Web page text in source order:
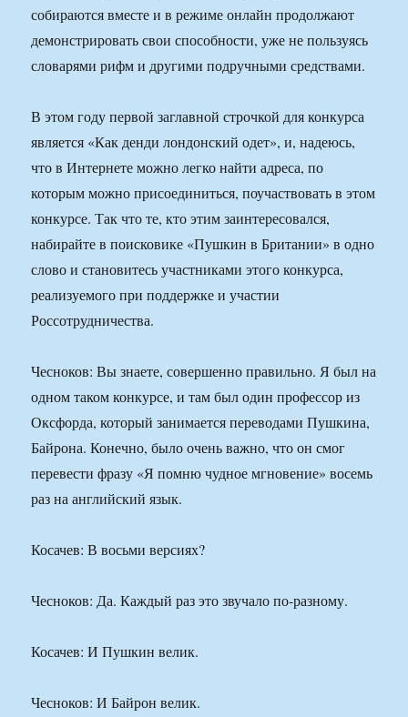
собираются вместе и в режиме онлайн продолжают
демонстрировать свои способности, уже не пользуясь
словарями рифм и другими подручными средствами.
В этом году первой заглавной строчкой для конкурса
является «Как денди лондонский одет», и, надеюсь,
что в Интернете можно легко найти адреса, по
которым можно присоединиться, поучаствовать в этом
конкурсе. Так что те, кто этим заинтересовался,
набирайте в поисковике «Пушкин в Британии» в одно
слово и становитесь участниками этого конкурса,
реализуемого при поддержке и участии
Россотрудничества.
Чесноков: Вы знаете, совершенно правильно. Я был на
одном таком конкурсе, и там был один профессор из
Оксфорда, который занимается переводами Пушкина,
Байрона. Конечно, было очень важно, что он смог
перевести фразу «Я помню чудное мгновение» восемь
раз на английский язык.
Косачев: В восьми версиях?
Чесноков: Да. Каждый раз это звучало по-разному.
Косачев: И Пушкин велик.
Чесноков: И Байрон велик.